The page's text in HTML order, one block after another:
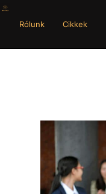
Rólunk Cikkek